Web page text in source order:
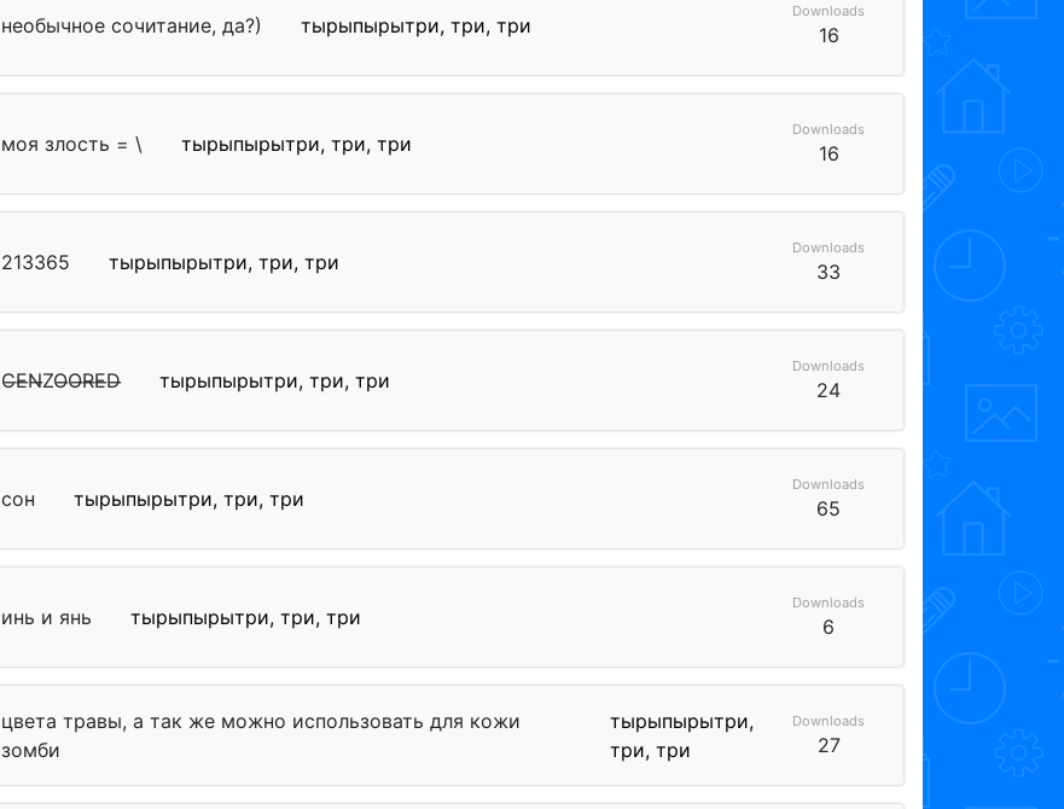
необычное сочитание, да?) тырыпырытри, три, три
Downloads
16
моя злость = \ тырыпырытри, три, три
Downloads
16
213365 тырыпырытри, три, три
Downloads
33
C̶E̶N̶ZO̶O̶R̶E̶D̶ тырыпырытри, три, три
Downloads
24
сон тырыпырытри, три, три
Downloads
65
инь и янь тырыпырытри, три, три
Downloads
6
цвета травы, а так же можно использовать для кожи
зомби
тырыпырытри,
три, три
Downloads
27